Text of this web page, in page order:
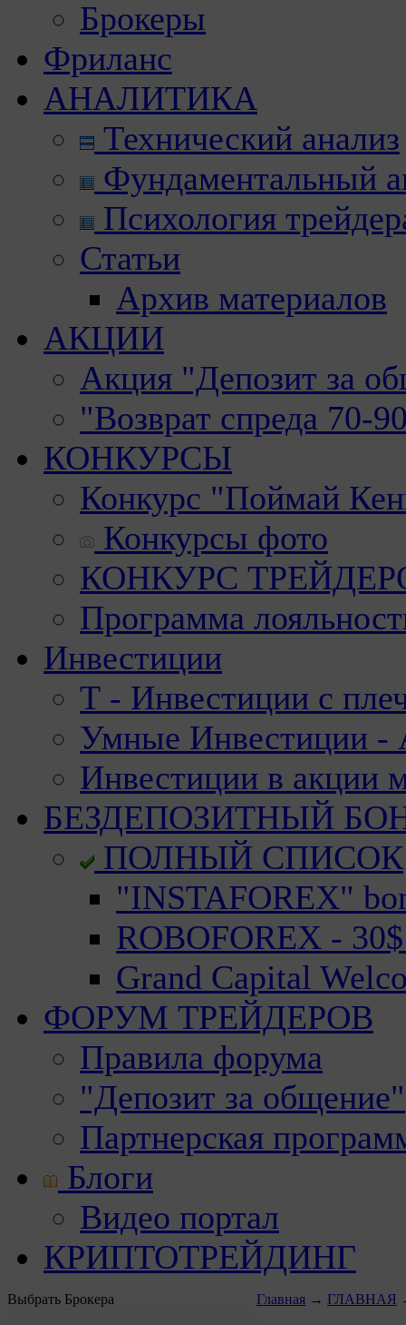
Брокеры
Фриланс
АНАЛИТИКА
Технический анализ
Фундаментальный
Психология
Статьи
Архив материалов
АКЦИИ
Акция "Депозит за
"Возврат спреда 70-
КОНКУРСЫ
Конкурс "Поймай
Конкурсы фото
КОНКУРС
Программа
Инвестиции
Т - Инвестиции с
Умные Инвестиции -
Инвестиции в акции
БЕЗДЕПОЗИТНЫЙ
ПОЛНЫЙ СПИСОК
"INSTAFOREX"
ROBOFOREX -
Grand Capital
ФОРУМ ТРЕЙДЕРОВ
Правила форума
"Депозит за общение"
Партнерская
Блоги
Видео портал
КРИПТОТРЕЙДИНГ
Выбрать Брокера Главная → ГЛАВНАЯ